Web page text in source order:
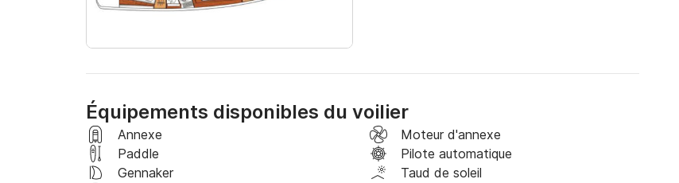
Équipements disponibles du voilier
Annexe
Moteur d'annexe
Paddle
Pilote automatique
Gennaker
Taud de soleil